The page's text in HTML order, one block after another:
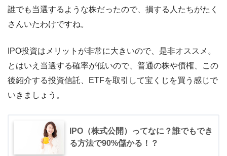
誰でも当選するような株だったので、損する人たちがたく
さんいたわけですね。
IPO投資はメリットが非常に大きいので、是非オススメ。
とはいえ当選する確率が低いので、普通の株や債権、この
後紹介する投資信託、ETFを取引して宝くじを買う感じで
いきましょう。
IPO（株式公開）ってなに？誰でもでき
る方法で90%儲かる！？